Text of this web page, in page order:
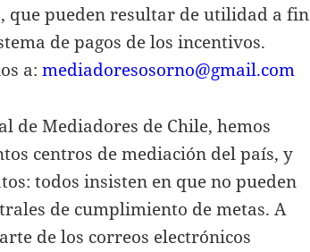
que pueden resultar de utilidad a fin
de pagos de los incentivos.
a:mediadoresosorno@gmail.com
de Mediadores de Chile, hemos
centros de mediación del país, y
todos insisten en que no pueden
de cumplimiento de metas. A
de los correos electrónicos